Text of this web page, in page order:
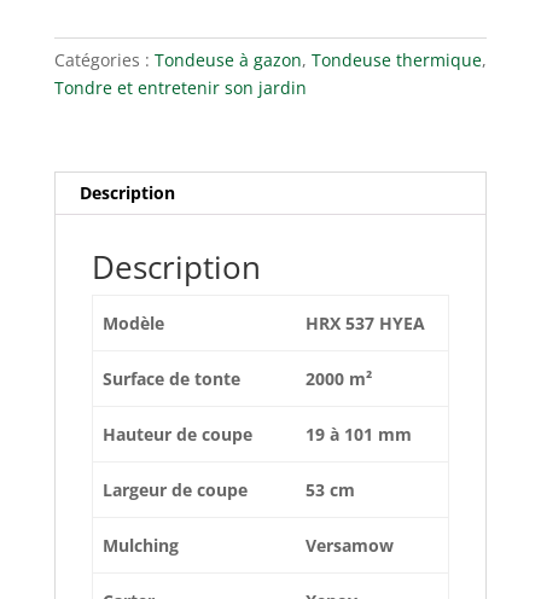
HYEA
Catégories : Tondeuse à gazon, Tondeuse thermique,
Tondre et entretenir son jardin
Description
Description
Modèle HRX 537 HYEA
Surface de tonte 2000 m²
Hauteur de coupe 19 à 101 mm
Largeur de coupe 53 cm
Mulching Versamow